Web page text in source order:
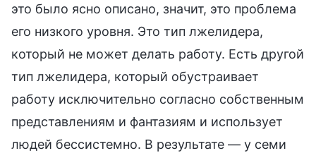
это было ясно описано, значит, это проблема
его низкого уровня. Это тип лжелидера,
который не может делать работу. Есть другой
тип лжелидера, который обустраивает
работу исключительно согласно собственным
представлениям и фантазиям и использует
людей бессистемно. В результате — у семи